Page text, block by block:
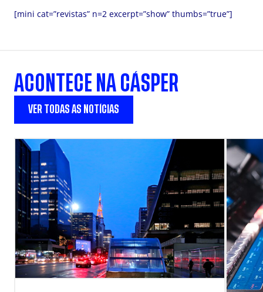
[mini cat=”revistas” n=2 excerpt=”show” thumbs=”true”]
ACONTECE NA CÁSPER
VER TODAS AS NOTÍCIAS